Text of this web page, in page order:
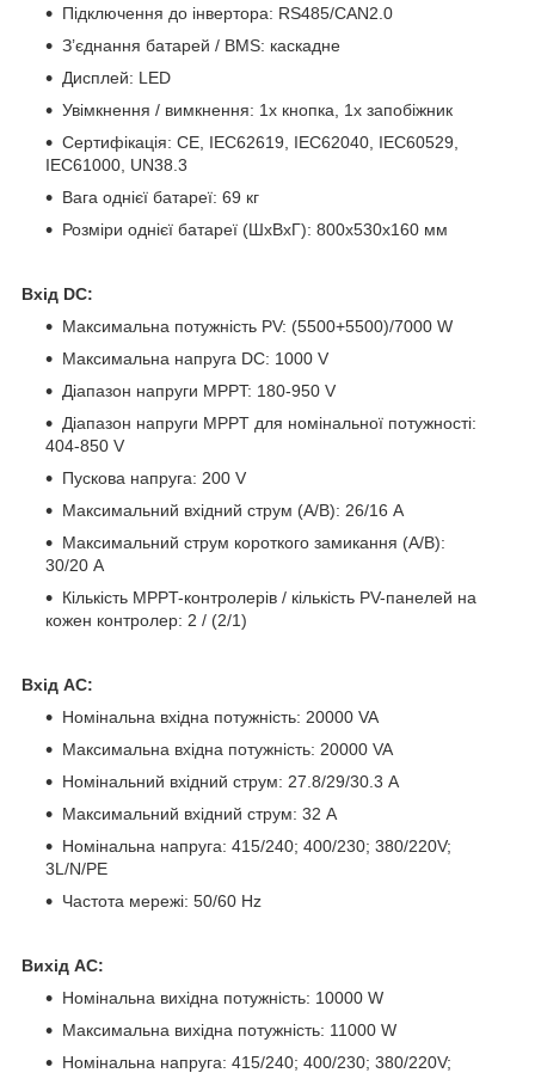
Підключення до інвертора: RS485/CAN2.0
З’єднання батарей / BMS: каскадне
Дисплей: LED
Увімкнення / вимкнення: 1x кнопка, 1х запобіжник
Сертифікація: CE, IEC62619, IEC62040, IEC60529,
IEC61000, UN38.3
Вага однієї батареї: 69 кг
Розміри однієї батареї (ШхВхГ): 800x530x160 мм
Вхід DC:
Максимальна потужність PV: (5500+5500)/7000 W
Максимальна напруга DC: 1000 V
Діапазон напруги MPPT: 180-950 V
Діапазон напруги MPPT для номінальної потужності:
404-850 V
Пускова напруга: 200 V
Максимальний вхідний струм (А/В): 26/16 A
Максимальний струм короткого замикання (А/В):
30/20 A
Кількість MPPT-контролерів / кількість PV-панелей на
кожен контролер: 2 / (2/1)
Вхід АС:
Номінальна вхідна потужність: 20000 VA
Максимальна вхідна потужність: 20000 VA
Номінальний вхідний струм: 27.8/29/30.3 А
Максимальний вхідний струм: 32 А
Номінальна напруга: 415/240; 400/230; 380/220V;
3L/N/PE
Частота мережі: 50/60 Hz
Вихід АС:
Номінальна вихідна потужність: 10000 W
Максимальна вихідна потужність: 11000 W
Номінальна напруга: 415/240; 400/230; 380/220V;